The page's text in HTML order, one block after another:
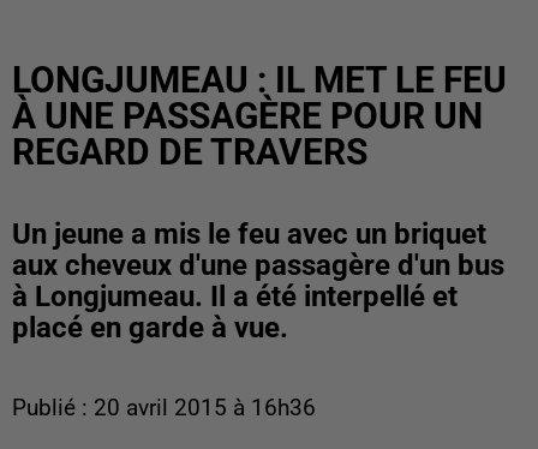
LONGJUMEAU : IL MET LE FEU
À UNE PASSAGÈRE POUR UN
REGARD DE TRAVERS
Un jeune a mis le feu avec un briquet
aux cheveux d'une passagère d'un bus
à Longjumeau. Il a été interpellé et
placé en garde à vue.
Publié : 20 avril 2015 à 16h36